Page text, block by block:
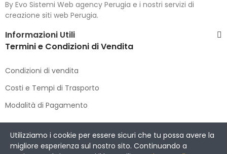
By Evo Sistemi Web agency Perugia e i nostri servizi di
creazione siti web Perugia.
Informazioni Utili
Termini e Condizioni di Vendita
Condizioni di vendita
Costi e Tempi di Trasporto
Modalità di Pagamento
Copyright © 2021 DIMENSIONE CACCIA E PESCA. All Rights
Reserved.
Utilizziamo i cookie per essere sicuri che tu possa avere la
migliore esperienza sul nostro sito. Continuando a